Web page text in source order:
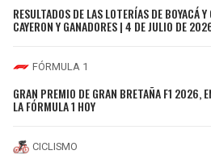
RESULTADOS DE LAS LOTERÍAS DE BOYACÁ
CAYERON Y GANADORES | 4 DE JULIO DE
FÓRMULA 1
GRAN PREMIO DE GRAN BRETAÑA F1 2026,
LA FÓRMULA 1 HOY
CICLISMO